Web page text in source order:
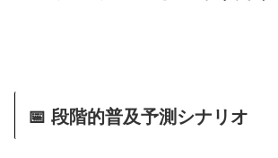
📅 段階的普及予測シナリオ